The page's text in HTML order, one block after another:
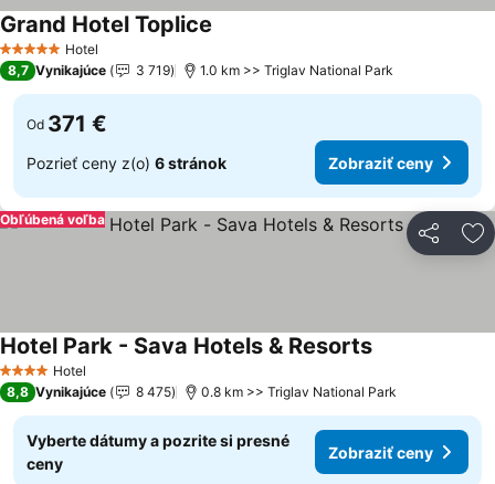
5 Počet hviezdičiek
Hotel
Grand Hotel Toplice
8,7 Vynikajúce 3 719 1.0 km >> Triglav National Park
Od 371 €
Pozrieť ceny z(o) 6 stránok Zobraziť ceny
Zdieľať
Obľúbená voľba
4 Počet hviezdičiek
Hotel
Hotel Park - Sava Hotels & Resorts
8,8 Vynikajúce 8 475 0.8 km >> Triglav National Park
Vyberte dátumy a pozrite si presné
ceny
Zobraziť ceny